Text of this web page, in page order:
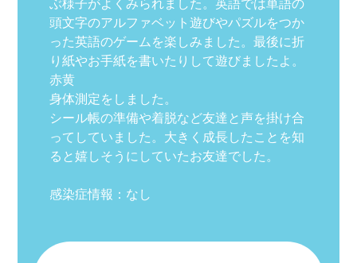
頭文字のアルファベット遊びやパズルをつか
った英語のゲームを楽しみました。最後に折
り紙やお手紙を書いたりして遊びましたよ。
赤黄
身体測定をしました。
シール帳の準備や着脱など友達と声を掛け合
ってしていました。大きく成長したことを知
ると嬉しそうにしていたお友達でした。
感染症情報：なし